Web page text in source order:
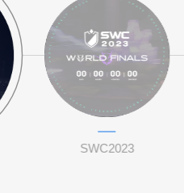
SWC2023